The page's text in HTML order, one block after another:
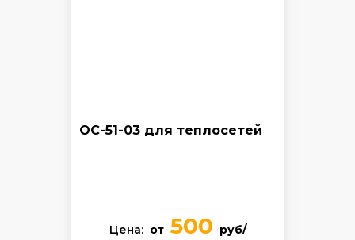
ОС-51-03 для теплосетей
Цена: от500 руб/